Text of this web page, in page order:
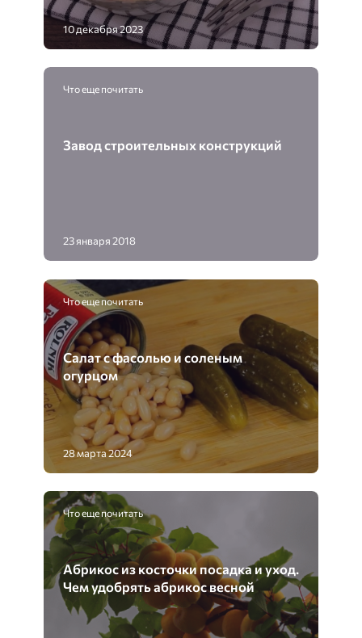
10 декабря 2023
Что еще почитать
Завод строительных конструкций
23 января 2018
Что еще почитать
Салат с фасолью и соленым
огурцом
28 марта 2024
Что еще почитать
Абрикос из косточки посадка и уход.
Чем удобрять абрикос весной